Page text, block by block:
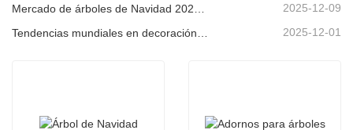
2025-12-09
Tendencias mundiales en decoración navideña y por qué Christmas Queen sigue liderando el mercado 2025-12-01